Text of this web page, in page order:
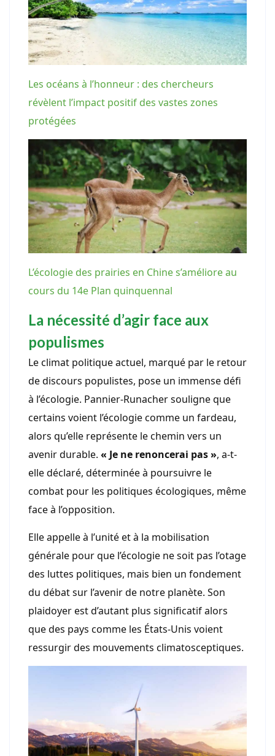
Les océans à l’honneur : des chercheurs
révèlent l’impact positif des vastes zones
protégées
L’écologie des prairies en Chine s’améliore au
cours du 14e Plan quinquennal
La nécessité d’agir face aux
populismes
Le climat politique actuel, marqué par le retour
de discours populistes, pose un immense défi
à l’écologie. Pannier-Runacher souligne que
certains voient l’écologie comme un fardeau,
alors qu’elle représente le chemin vers un
avenir durable. « Je ne renoncerai pas », a-t-
elle déclaré, déterminée à poursuivre le
combat pour les politiques écologiques, même
face à l’opposition.
Elle appelle à l’unité et à la mobilisation
générale pour que l’écologie ne soit pas l’otage
des luttes politiques, mais bien un fondement
du débat sur l’avenir de notre planète. Son
plaidoyer est d’autant plus significatif alors
que des pays comme les États-Unis voient
ressurgir des mouvements climatosceptiques.